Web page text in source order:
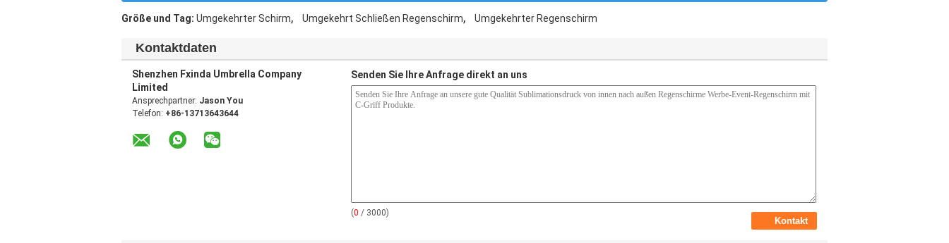
Größe und Tag: Umgekehrter Schirm, Umgekehrt Schließen Regenschirm, Umgekehrter Regenschirm
Kontaktdaten
Shenzhen Fxinda Umbrella Company
Limited
Ansprechpartner: Jason You
Telefon: +86-13713643644
Senden Sie Ihre Anfrage direkt an uns
(0 / 3000)